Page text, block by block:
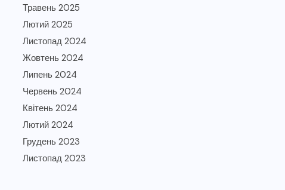
Травень 2025
Лютий 2025
Листопад 2024
Жовтень 2024
Липень 2024
Червень 2024
Квітень 2024
Лютий 2024
Грудень 2023
Листопад 2023